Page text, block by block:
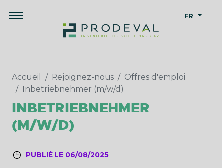
FR
Accueil Rejoignez-nous
Offres d'emploi
Inbetriebnehmer (m/w/d)
INBETRIEBNEHMER
(M/W/D)
PUBLIÉ LE 06/08/2025